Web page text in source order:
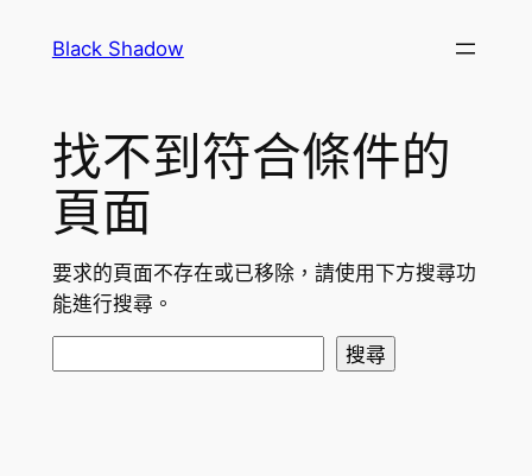
Black Shadow
找不到符合條件的
頁面
要求的頁面不存在或已移除，請使用下方搜尋功
能進行搜尋。
搜尋